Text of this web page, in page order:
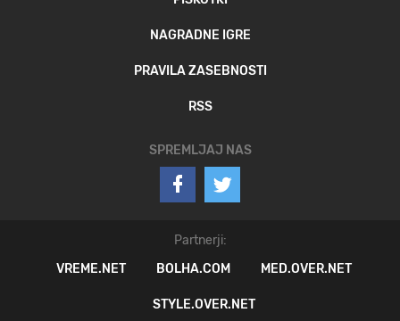
NAGRADNE IGRE
PRAVILA ZASEBNOSTI
RSS
SPREMLJAJ NAS
Partnerji:
VREME.NET
BOLHA.COM MED.OVER.NET
STYLE.OVER.NET